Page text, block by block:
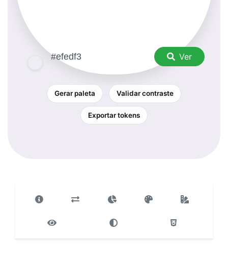
Ver
Gerar paleta Validar contraste
Exportar tokens